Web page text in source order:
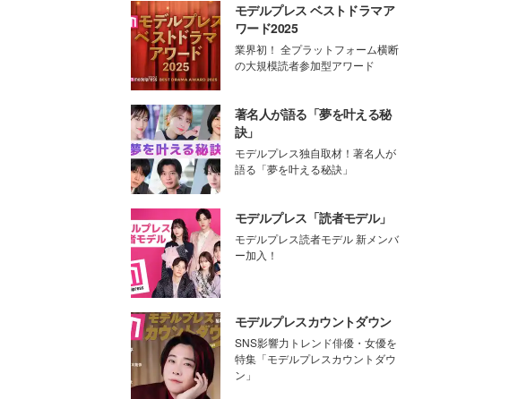
モデルプレス ベストドラマア
ワード2025
業界初！ 全プラットフォーム横断
の大規模読者参加型アワード
著名人が語る「夢を叶える秘
訣」
モデルプレス独自取材！著名人が
語る「夢を叶える秘訣」
モデルプレス「読者モデル」
モデルプレス読者モデル 新メンバ
ー加入！
モデルプレスカウントダウン
SNS影響力トレンド俳優・女優を
特集「モデルプレスカウントダウ
ン」